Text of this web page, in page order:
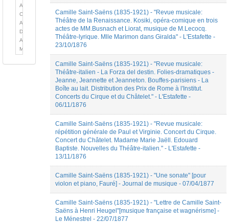
Essai
Fiction
(Poésie)
Histoire
de
la
musique
Hommage
Amaryllis
Coiffet
Ambre
Digonnet
Ange
Munoz
Flamion
Camille Saint-Saëns (1835-1921) - "Revue musicale:
Théâtre de la Renaissance. Kosiki, opéra-comique en trois
actes de MM.Busnach et Liorat, musique de M.Lecocq.
Théâtre-lyrique. Mlle Marimon dans Giralda" - L'Estafette -
23/10/1876
Camille Saint-Saëns (1835-1921) - "Revue musicale:
Théâtre-italien - La Forza del destin. Folies-dramatiques -
Jeanne, Jeannette et Jeanneton. Bouffes-parisiens - La
Boîte au lait. Distribution des Prix de Rome à l'Institut.
Concerts du Cirque et du Châtelet." - L'Estafette -
06/11/1876
Camille Saint-Saëns (1835-1921) - "Revue musicale:
répétition générale de Paul et Virginie. Concert du Cirque.
Concert du Châtelet. Madame Marie Jaëll. Edouard
Baptiste. Nouvelles du Théâtre-italien." - L'Estafette -
13/11/1876
Camille Saint-Saëns (1835-1921) - "Une sonate" [pour
violon et piano, Fauré] - Journal de musique - 07/04/1877
Camille Saint-Saëns (1835-1921) - "Lettre de Camille Saint-
Saëns à Henri Heugel"[musique française et wagnérisme] -
Le Ménestrel - 22/07/1877